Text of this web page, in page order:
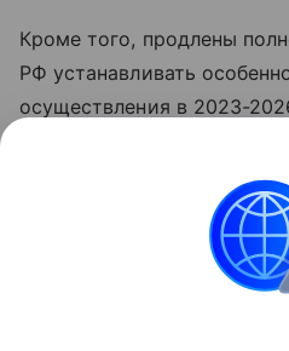
Кроме того, продлены
РФ устанавливать
осуществления в 2023-
Народной Республики,
Республики, Запорожской
области и нужд
находящихся на их